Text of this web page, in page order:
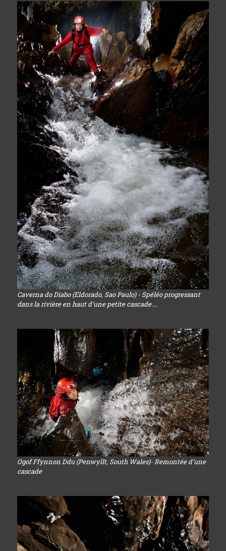
Caverna do Diabo (Eldorado, Sao Paulo) - Spéléo progressant
dans la rivière en haut d'une petite cascade....
Ogof Ffynnon Ddu (Penwyllt, South Wales)- Remontée d'une
cascade